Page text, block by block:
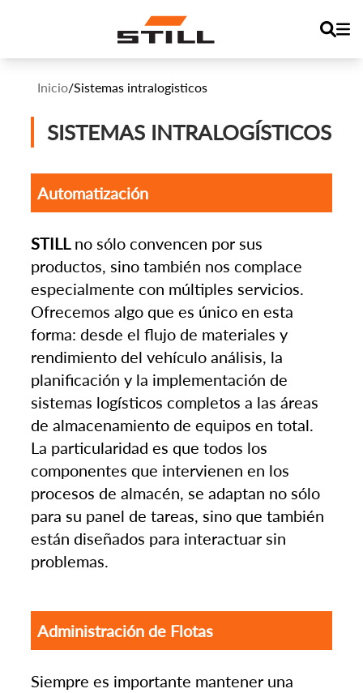
Inicio/Sistemas intralogisticos
SISTEMAS INTRALOGÍSTICOS
Automatización
STILLno sólo convencen por sus
productos, sino también nos complace
especialmente con múltiples servicios.
Ofrecemos algo que es único en esta
forma: desde el flujo de materiales y
rendimiento del vehículo análisis, la
planificación y la implementación de
sistemas logísticos completos a las áreas
de almacenamiento de equipos en total.
La particularidad es que todos los
componentes que intervienen en los
procesos de almacén, se adaptan no sólo
para su panel de tareas, sino que también
están diseñados para interactuar sin
problemas.
Administración de Flotas
Siempre es importante mantener una